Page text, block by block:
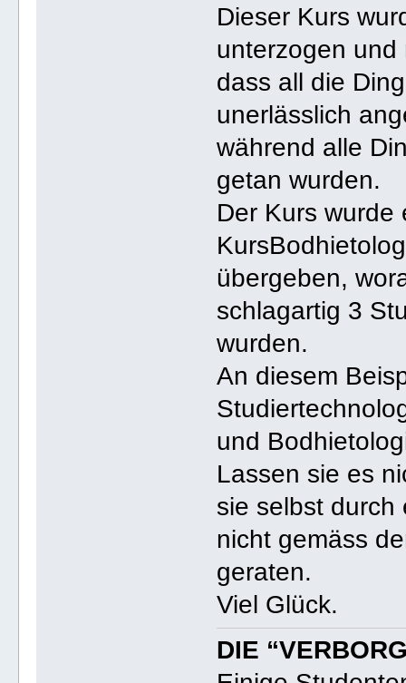
Dieser Kurs
unterzogen
dass all die
unerlässlich
während alle
getan wurden.
Der Kurs wurde
übergeben,
schlagartig 3
wurden.
An diesem
und
Lassen sie es
sie selbst durch
nicht gemäss
geraten.
Viel Glück.
DIE